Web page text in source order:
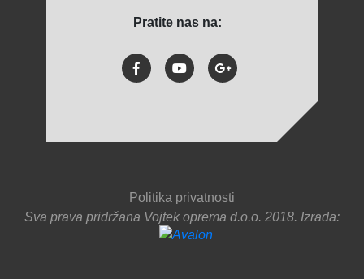
Pratite nas na:
Politika privatnosti
Sva prava pridržana Vojtek oprema d.o.o. 2018. Izrada: